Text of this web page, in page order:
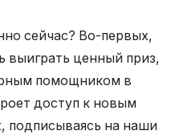
сейчас? Во-первых,
выиграть ценный приз,
помощником в
доступ к новым
подписываясь на наши